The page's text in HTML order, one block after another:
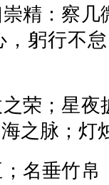
精：察
躬行不
；星夜
之脉；
垂竹帛